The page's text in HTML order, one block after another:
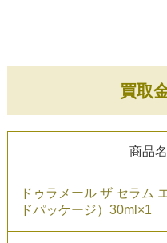
買取
商品名
ドゥラメール ザ セラム
ドパッケージ）30ml×1